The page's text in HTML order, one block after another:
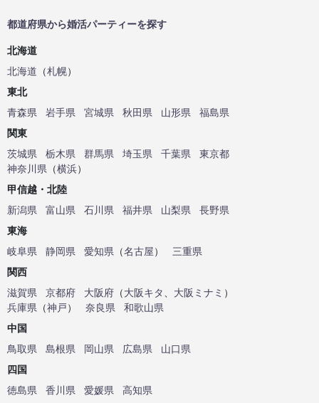
都道府県から婚活パーティーを探す
北海道
北海道 （札幌）
東北
青森県
岩手県 宮城県 秋田県 山形県
福島県
関東
茨城県
栃木県 群馬県 埼玉県 千葉県
東京都
神奈川県 （横浜）
甲信越・北陸
新潟県
富山県 石川県 福井県 山梨県
長野県
東海
岐阜県
静岡県 愛知県 （名古屋）
三重県
関西
滋賀県
京都府 大阪府 （大阪キタ 大阪ミナミ ）
兵庫県 （神戸） 奈良県
和歌山県
中国
鳥取県
島根県 岡山県 広島県
山口県
四国
徳島県
香川県 愛媛県 高知県